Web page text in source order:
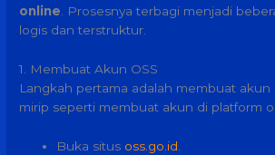
online . Prosesnya terbagi menjadi
logis dan terstruktur.
1. Membuat Akun OSS
Langkah pertama adalah membuat akun
mirip seperti membuat akun di platform
Buka situs oss.go.id